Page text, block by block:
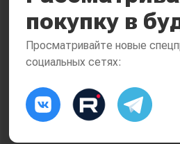
покупку в
Просматривайте новые
социальных сетях: